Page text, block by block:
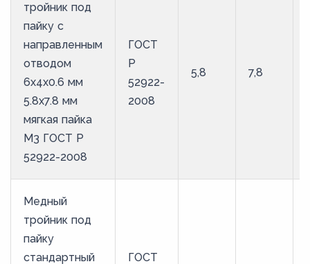
тройник под
пайку с
направленным
отводом
6х4х0.6 мм
5.8х7.8 мм
мягкая пайка
М3 ГОСТ Р
52922-2008
ГОСТ
Р
52922-
2008
5,8 7,8
Медный
тройник под
пайку
стандартный
ГОСТ